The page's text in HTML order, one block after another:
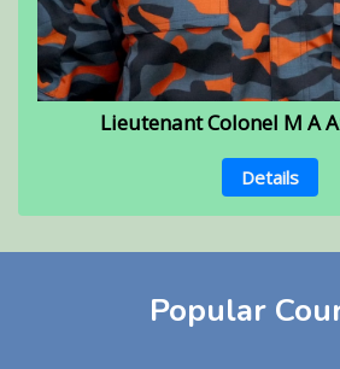
Lieutenant Colonel M A
Details
Popular